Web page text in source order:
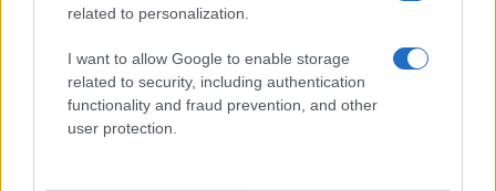
related to personalization.
I want to allow Google to enable storage
related to security, including authentication
functionality and fraud prevention, and other
user protection.